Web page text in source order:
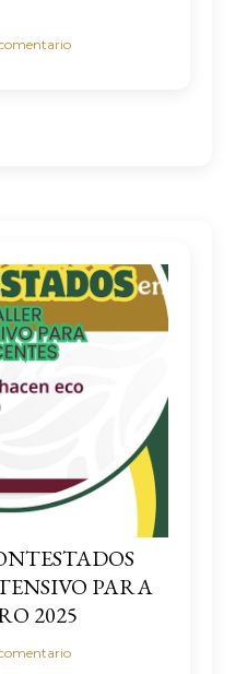
PARA
2025